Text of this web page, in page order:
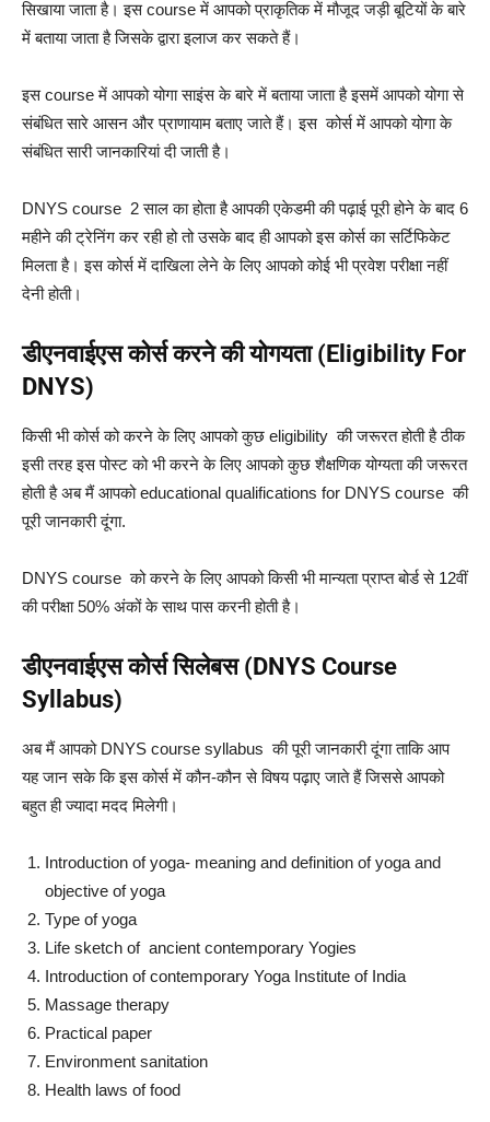
सिखाया जाता है। इस course में आपको प्राकृतिक में मौजूद जड़ी बूटियों के बारे
में बताया जाता है जिसके द्वारा इलाज कर सकते हैं।
इस course में आपको योगा साइंस के बारे में बताया जाता है इसमें आपको योगा से
संबंधित सारे आसन और प्राणायाम बताए जाते हैं। इस कोर्स में आपको योगा के
संबंधित सारी जानकारियां दी जाती है।
DNYS course 2 साल का होता है आपकी एकेडमी की पढ़ाई पूरी होने के बाद 6
महीने की ट्रेनिंग कर रही हो तो उसके बाद ही आपको इस कोर्स का सर्टिफिकेट
मिलता है। इस कोर्स में दाखिला लेने के लिए आपको कोई भी प्रवेश परीक्षा नहीं
देनी होती।
डीएनवाईएस कोर्स करने की योगयता (Eligibility For
DNYS)
किसी भी कोर्स को करने के लिए आपको कुछ eligibility की जरूरत होती है ठीक
इसी तरह इस पोस्ट को भी करने के लिए आपको कुछ शैक्षणिक योग्यता की जरूरत
होती है अब मैं आपको educational qualifications for DNYS course की
पूरी जानकारी दूंगा.
DNYS course को करने के लिए आपको किसी भी मान्यता प्राप्त बोर्ड से 12वीं
की परीक्षा 50% अंकों के साथ पास करनी होती है।
डीएनवाईएस कोर्स सिलेबस (DNYS Course
Syllabus)
अब मैं आपको DNYS course syllabus की पूरी जानकारी दूंगा ताकि आप
यह जान सके कि इस कोर्स में कौन-कौन से विषय पढ़ाए जाते हैं जिससे आपको
बहुत ही ज्यादा मदद मिलेगी।
Introduction of yoga- meaning and definition of yoga and
objective of yoga
Type of yoga
Life sketch of ancient contemporary Yogies
Introduction of contemporary Yoga Institute of India
Massage therapy
Practical paper
Environment sanitation
Health laws of food